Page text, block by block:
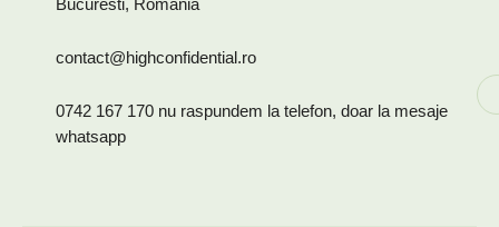
contact@highconfidential.ro
0742 167 170 nu raspundem la telefon, doar la mesaje
whatsapp